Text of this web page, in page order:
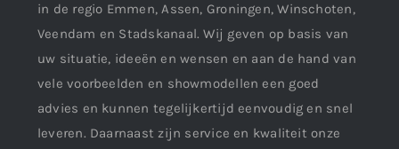
in de regio Emmen, Assen, Groningen, Winschoten,
Veendam en Stadskanaal. Wij geven op basis van
uw situatie, ideeën en wensen en aan de hand van
vele voorbeelden en showmodellen een goed
advies en kunnen tegelijkertijd eenvoudig en snel
leveren. Daarnaast zijn service en kwaliteit onze